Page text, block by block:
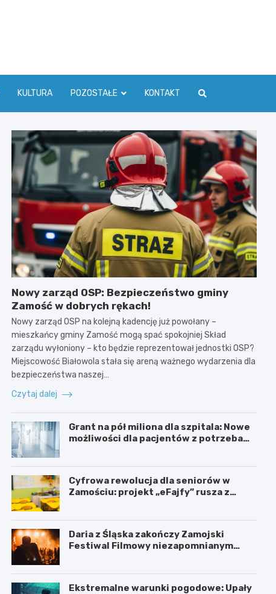
KULTURA POZOSTAŁE KONTAKT
Nowy zarząd OSP: Bezpieczeństwo gminy
Zamość w dobrych rękach!
Nowy zarząd OSP na kolejną kadencję już powołany –
mieszkańcy gminy Zamość mogą spać spokojniej Skład
zarządu wyłoniony – kto będzie reprezentował jednostki OSP?
Miejscowość Białowola stała się areną ważnego wydarzenia dla
bezpieczeństwa naszej…
Czytaj dalej
Grant na pół miliona dla szpitala: Nowe
możliwości dla pacjentów z potrzebami
Cyfrowa rewolucja dla seniorów w
Zamościu: projekt „eFajfy” rusza z
Daria z Śląska zakończy Zamojski
Festiwal Filmowy niezapomnianym
Ekstremalne warunki pogodowe: Upały